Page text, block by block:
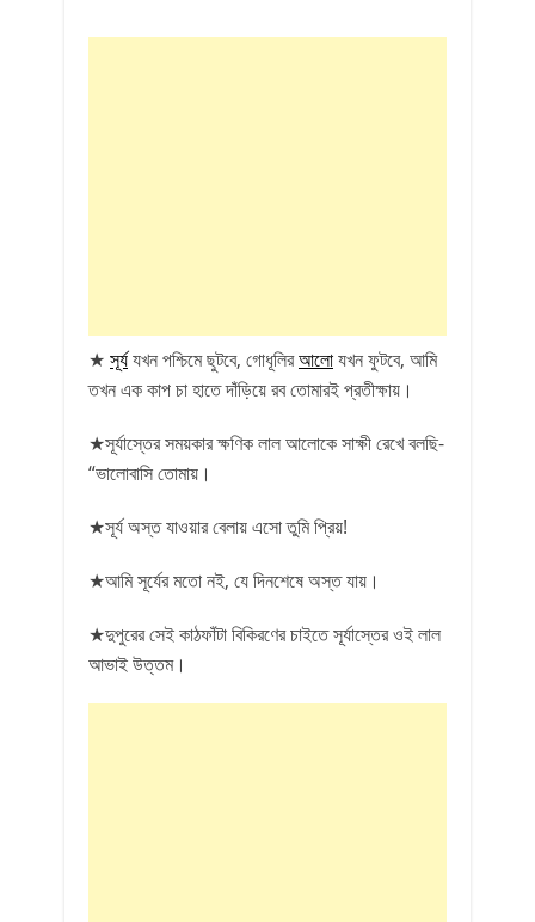
★ সূর্যযখন পশ্চিমে ছুটবে, গোধূলিরআলোযখন ফুটবে, আমি
তখন এক কাপ চা হাতে দাঁড়িয়ে রব তোমারই প্রতীক্ষায়।
★সূর্যাস্তের সময়কার ক্ষণিক লাল আলোকে সাক্ষী রেখে বলছি-
“ভালোবাসি তোমায়।
★সূর্য অস্ত যাওয়ার বেলায় এসো তুমি প্রিয়!
★আমি সূর্যের মতো নই, যে দিনশেষে অস্ত যায়।
★দুপুরের সেই কাঠফাঁটা বিকিরণের চাইতে সূর্যাস্তের ওই লাল
আভাই উত্তম।